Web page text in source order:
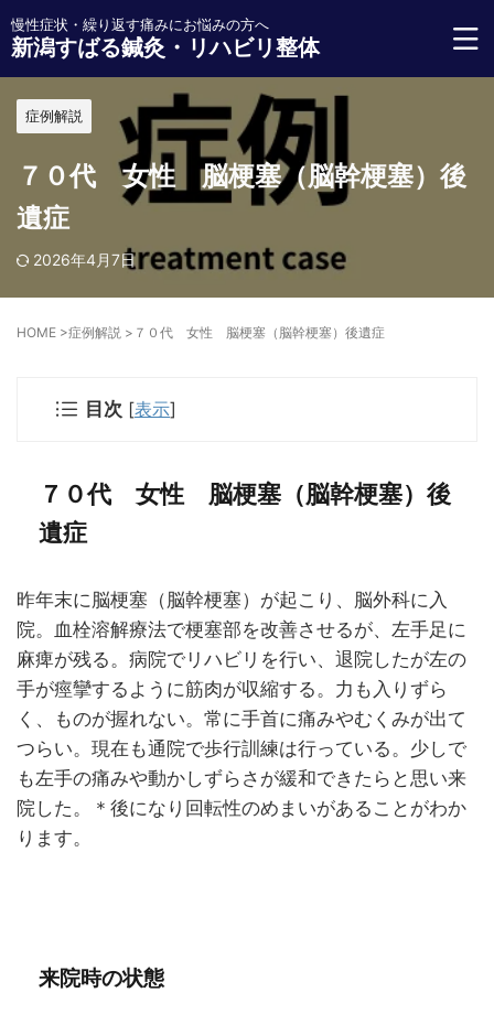
慢性症状・繰り返す痛みにお悩みの方へ
新潟すばる鍼灸・リハビリ整体
症例解説
７０代 女性 脳梗塞（脳幹梗塞）後
遺症
2026年4月7日
HOME >症例解説 > ７０代 女性 脳梗塞（脳幹梗塞）後遺症
目次 [表示]
７０代 女性 脳梗塞（脳幹梗塞）後
遺症
昨年末に脳梗塞（脳幹梗塞）が起こり、脳外科に入
院。血栓溶解療法で梗塞部を改善させるが、左手足に
麻痺が残る。病院でリハビリを行い、退院したが左の
手が痙攣するように筋肉が収縮する。力も入りずら
く、ものが握れない。常に手首に痛みやむくみが出て
つらい。現在も通院で歩行訓練は行っている。少しで
も左手の痛みや動かしずらさが緩和できたらと思い来
院した。＊後になり回転性のめまいがあることがわか
ります。
来院時の状態